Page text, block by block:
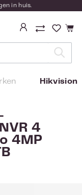
in huis.
Je
Hikvision
4
4MP